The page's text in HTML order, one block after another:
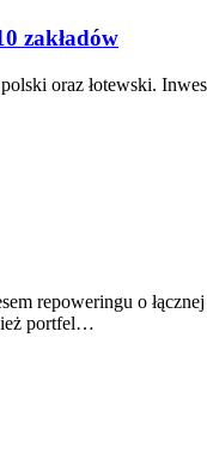
zakładów
oraz łotewski.
repoweringu o
portfel…